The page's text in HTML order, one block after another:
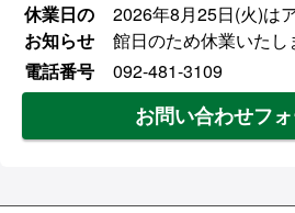
休業日の
お知らせ
2026年8月25日(火)は
館日のため休業いたし
電話番号
092-481-3109
お問い合わせフ